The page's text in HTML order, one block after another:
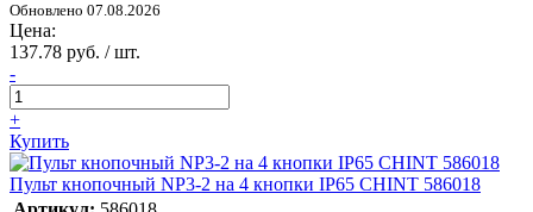
Обновлено 07.08.2026
Цена:
137.78 руб. / шт.
-
+
Купить
Пульт кнопочный NP3-2 на 4 кнопки IP65 CHINT 586018